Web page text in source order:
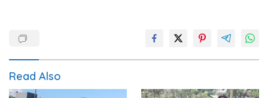
Read Also